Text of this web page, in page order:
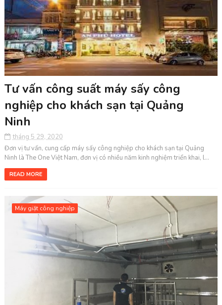
Tư vấn công suất máy sấy công
nghiệp cho khách sạn tại Quảng
Ninh
tháng 5 29, 2020
Đơn vị tư vấn, cung cấp máy sấy công nghiệp cho khách sạn tại Quảng
Ninh là The One Việt Nam, đơn vị có nhiều năm kinh nghiệm triển khai, l...
READ MORE
Máy giặt công nghiệp